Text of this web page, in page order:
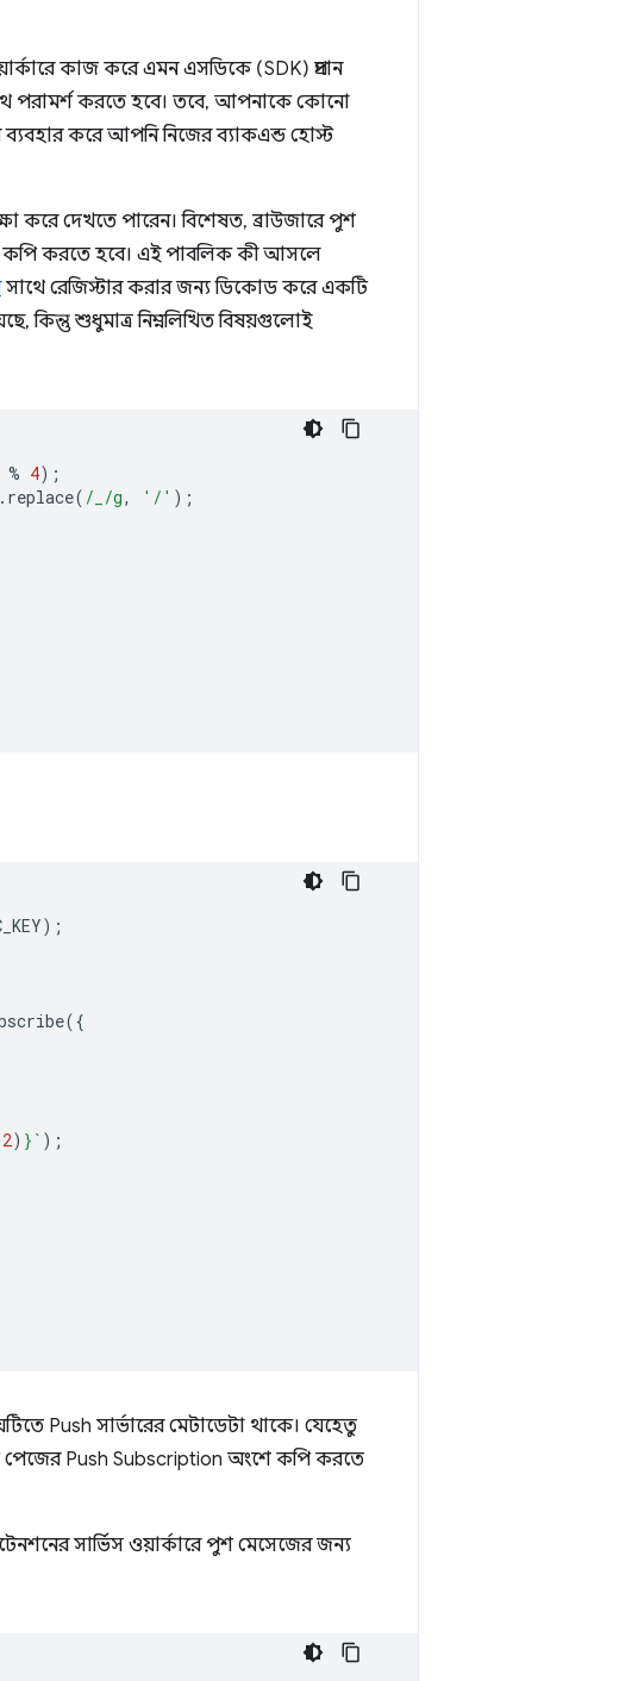
কাজ করে এমন এসডিকে (SDK) প্রদান
পরামর্শ করতে হবে। তবে, আপনাকে কোনো
ব্যবহার করে আপনি নিজের ব্যাকএন্ড হোস্ট
করে দেখতে পারেন। বিশেষত, ব্রাউজারে পুশ
কপি করতে হবে। এই পাবলিক কী আসলে
সাথে রেজিস্টার করার জন্য ডিকোড করে একটি
কিন্তু শুধুমাত্র নিম্নলিখিত বিষয়গুলোই
% 4);
replace( /_/g, '/' );
);
({
2) } ` );
Push সার্ভারের মেটাডেটা থাকে। যেহেতু
পেজের Push Subscription অংশে কপি করতে
সার্ভিস ওয়ার্কারে পুশ মেসেজের জন্য